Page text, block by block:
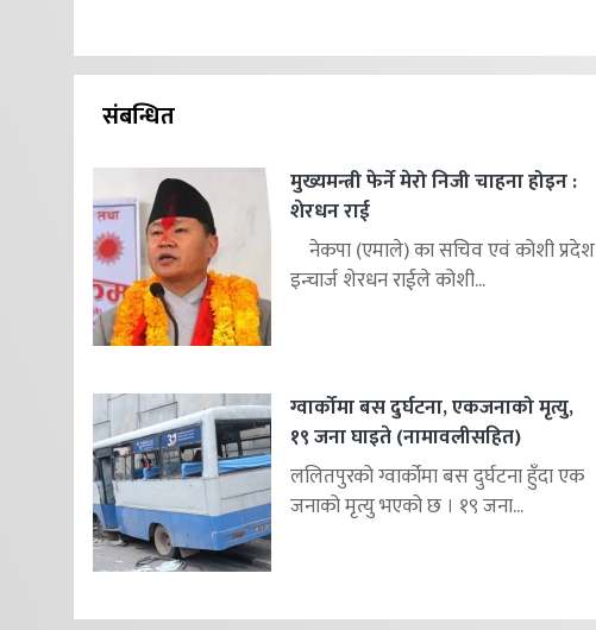
संबन्धित
मुख्यमन्त्री फेर्ने मेरो निजी चाहना होइन :
शेरधन राई
नेकपा (एमाले) का सचिव एवं कोशी प्रदेश
इन्चार्ज शेरधन राईले कोशी...
ग्वार्कोमा बस दुर्घटना, एकजनाको मृत्यु,
१९ जना घाइते (नामावलीसहित)
ललितपुरको ग्वार्कोमा बस दुर्घटना हुँदा एक
जनाको मृत्यु भएको छ । १९ जना...